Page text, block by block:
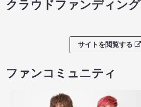
クラウドファンディング
サイトを閲覧する
ファンコミュニティ